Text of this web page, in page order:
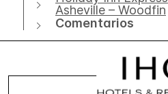
Asheville – Woodfin
Comentarios